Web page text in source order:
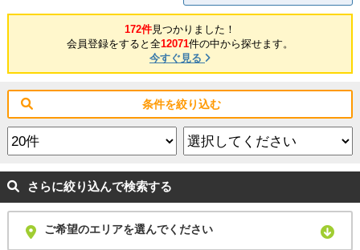
172件見つかりました！
会員登録をすると全12071件の中から探せます。
今すぐ見る
条件を絞り込む
さらに絞り込んで検索する
ご希望のエリアを選んでください